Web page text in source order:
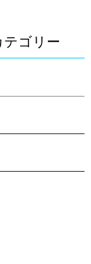
テゴリー